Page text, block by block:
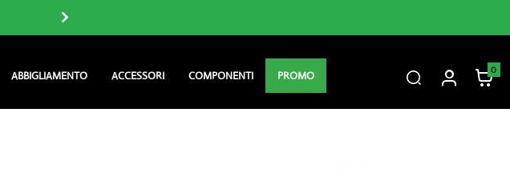
ABBIGLIAMENTO ACCESSORI COMPONENTI PROMO 0